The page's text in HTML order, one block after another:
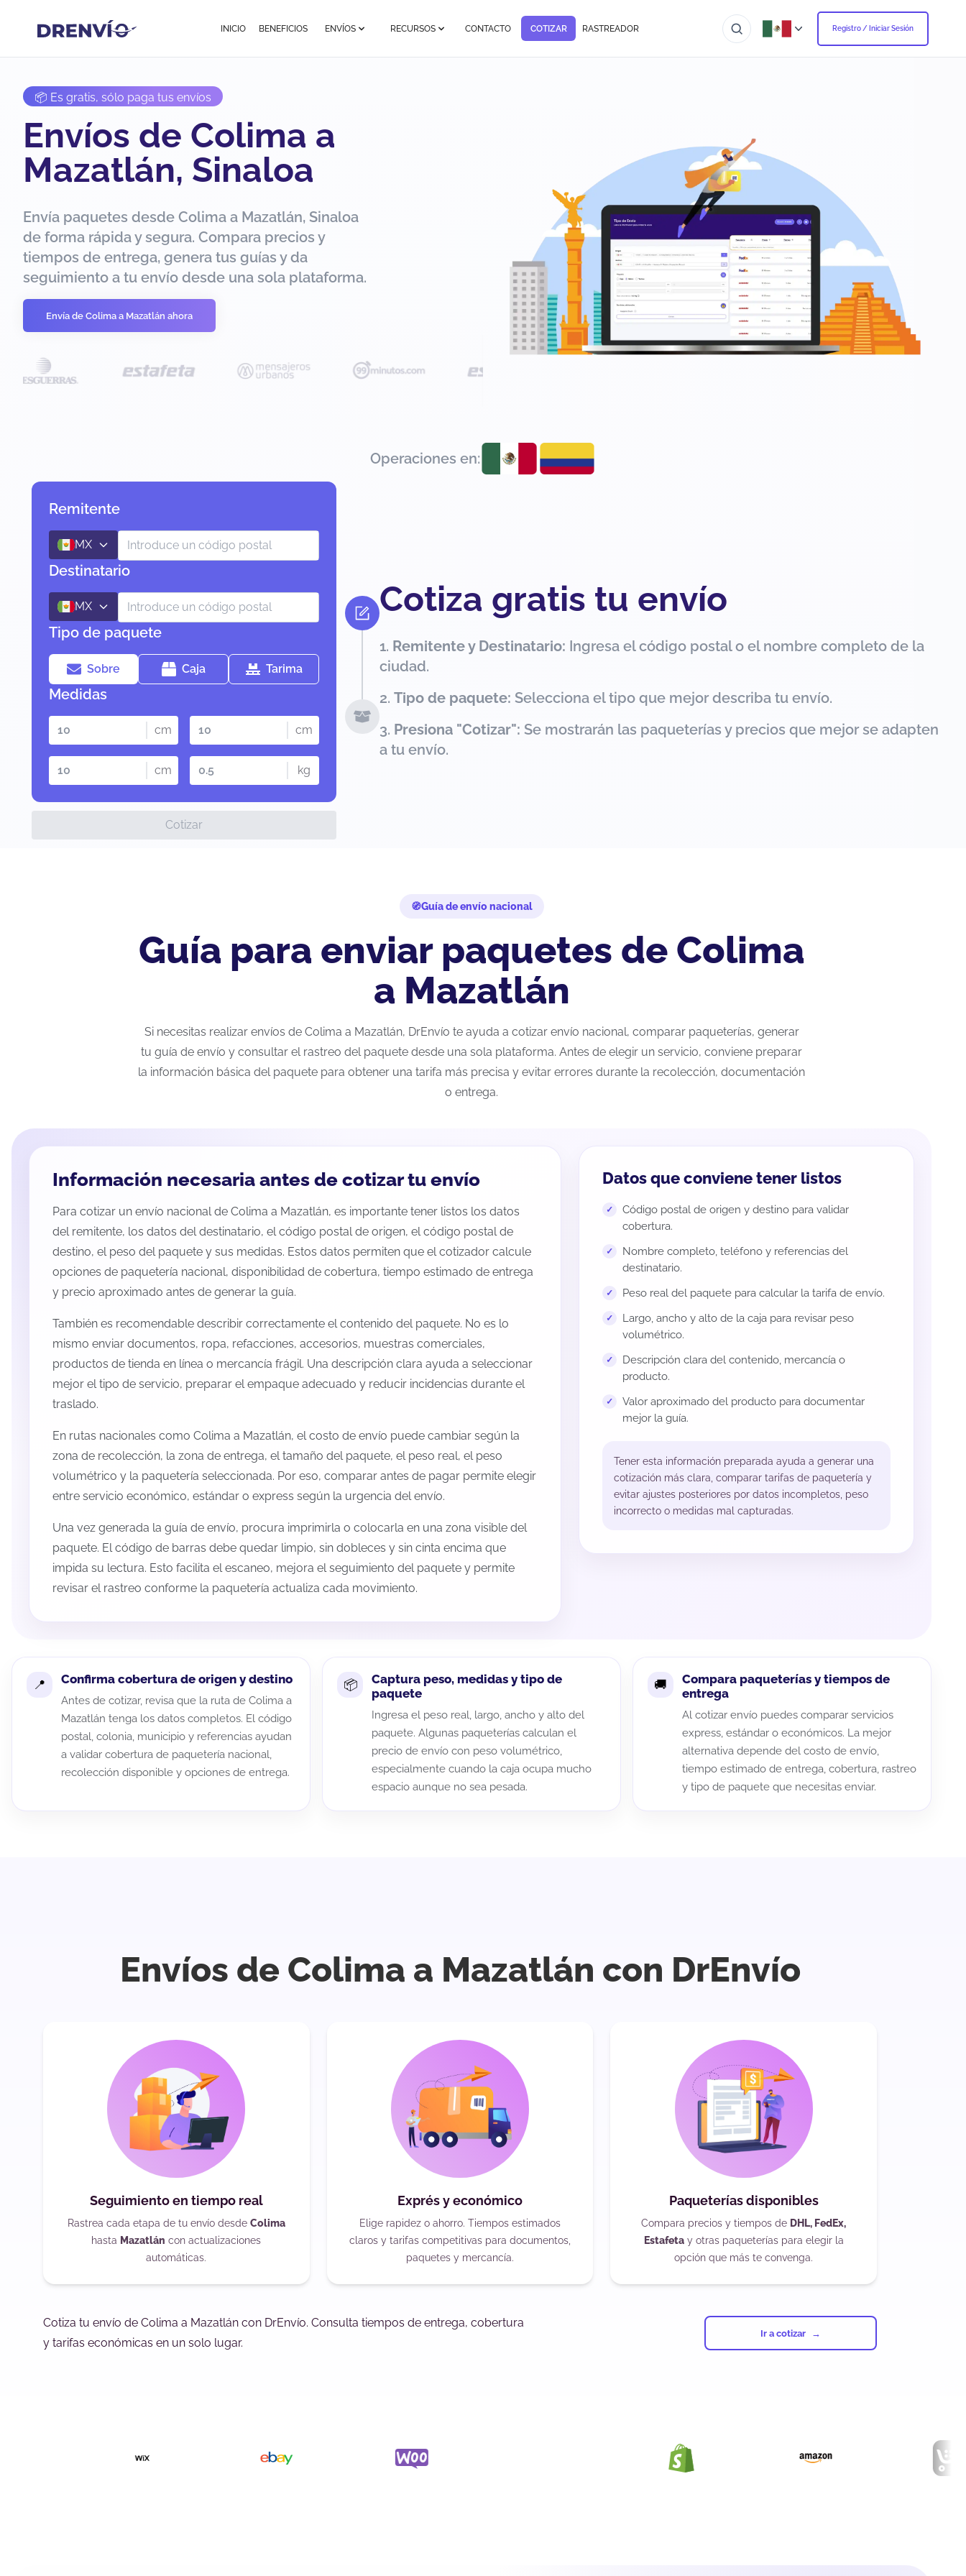
INICIO BENEFICIOS ENVÍOS RECURSOS CONTACTO COTIZAR RASTREADOR Registro / Iniciar Sesión
📦 Es gratis, sólo paga tus envíos
Envíos de Colima a
Mazatlán, Sinaloa
Envía paquetes desde Colima a Mazatlán, Sinaloa
de forma rápida y segura. Compara precios y
tiempos de entrega, genera tus guías y da
seguimiento a tu envío desde una sola plataforma.
Envía de Colima a Mazatlán ahora
Operaciones en:
Remitente
MX
Destinatario
MX
Tipo de paquete
Sobre Caja Tarima
Medidas
cm cm
cm kg
Cotizar
Cotiza gratis tu envío
Remitente y Destinatario: Ingresa el código postal o el nombre completo de la
ciudad.
Tipo de paquete: Selecciona el tipo que mejor describa tu envío.
Presiona "Cotizar": Se mostrarán las paqueterías y precios que mejor se adapten
a tu envío.
Guía de envío nacional
Guía para enviar paquetes de Colima
a Mazatlán
Si necesitas realizar envíos de Colima a Mazatlán, DrEnvío te ayuda a cotizar envío nacional, comparar paqueterías, generar
tu guía de envío y consultar el rastreo del paquete desde una sola plataforma. Antes de elegir un servicio, conviene preparar
la información básica del paquete para obtener una tarifa más precisa y evitar errores durante la recolección, documentación
o entrega.
Información necesaria antes de cotizar tu envío
Para cotizar un envío nacional de Colima a Mazatlán, es importante tener listos los datos
del remitente, los datos del destinatario, el código postal de origen, el código postal de
destino, el peso del paquete y sus medidas. Estos datos permiten que el cotizador calcule
opciones de paquetería nacional, disponibilidad de cobertura, tiempo estimado de entrega
y precio aproximado antes de generar la guía.
También es recomendable describir correctamente el contenido del paquete. No es lo
mismo enviar documentos, ropa, refacciones, accesorios, muestras comerciales,
productos de tienda en línea o mercancía frágil. Una descripción clara ayuda a seleccionar
mejor el tipo de servicio, preparar el empaque adecuado y reducir incidencias durante el
traslado.
En rutas nacionales como Colima a Mazatlán, el costo de envío puede cambiar según la
zona de recolección, la zona de entrega, el tamaño del paquete, el peso real, el peso
volumétrico y la paquetería seleccionada. Por eso, comparar antes de pagar permite elegir
entre servicio económico, estándar o express según la urgencia del envío.
Una vez generada la guía de envío, procura imprimirla o colocarla en una zona visible del
paquete. El código de barras debe quedar limpio, sin dobleces y sin cinta encima que
impida su lectura. Esto facilita el escaneo, mejora el seguimiento del paquete y permite
revisar el rastreo conforme la paquetería actualiza cada movimiento.
Datos que conviene tener listos
Código postal de origen y destino para validar
cobertura.
Nombre completo, teléfono y referencias del
destinatario.
Peso real del paquete para calcular la tarifa de envío.
Largo, ancho y alto de la caja para revisar peso
volumétrico.
Descripción clara del contenido, mercancía o
producto.
Valor aproximado del producto para documentar
mejor la guía.
Tener esta información preparada ayuda a generar una
cotización más clara, comparar tarifas de paquetería y
evitar ajustes posteriores por datos incompletos, peso
incorrecto o medidas mal capturadas.
Confirma cobertura de origen y destino
Antes de cotizar, revisa que la ruta de Colima a
Mazatlán tenga los datos completos. El código
postal, colonia, municipio y referencias ayudan
a validar cobertura de paquetería nacional,
recolección disponible y opciones de entrega.
Captura peso, medidas y tipo de
paquete
Ingresa el peso real, largo, ancho y alto del
paquete. Algunas paqueterías calculan el
precio de envío con peso volumétrico,
especialmente cuando la caja ocupa mucho
espacio aunque no sea pesada.
Compara paqueterías y tiempos de
entrega
Al cotizar envío puedes comparar servicios
express, estándar o económicos. La mejor
alternativa depende del costo de envío,
tiempo estimado de entrega, cobertura, rastreo
y tipo de paquete que necesitas enviar.
Envíos de Colima a Mazatlán con DrEnvío
Seguimiento en tiempo real
Rastrea cada etapa de tu envío desde Colima
hasta Mazatlán con actualizaciones
automáticas.
Exprés y económico
Elige rapidez o ahorro. Tiempos estimados
claros y tarifas competitivas para documentos,
paquetes y mercancía.
Paqueterías disponibles
Compara precios y tiempos de DHL, FedEx,
Estafetay otras paqueterías para elegir la
opción que más te convenga.
Cotiza tu envío de Colima a Mazatlán con DrEnvío. Consulta tiempos de entrega, cobertura
y tarifas económicas en un solo lugar.
Ir a cotizar